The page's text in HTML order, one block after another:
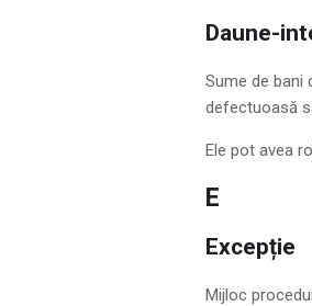
Daune-
Sume de bani
defectuoasă
Ele pot avea
E
Excepție
Mijloc